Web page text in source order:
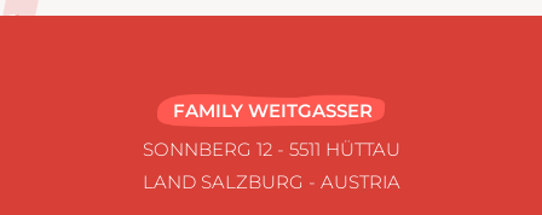
FAMILY WEITGASSER
SONNBERG 12 - 5511 HÜTTAU
LAND SALZBURG - AUSTRIA